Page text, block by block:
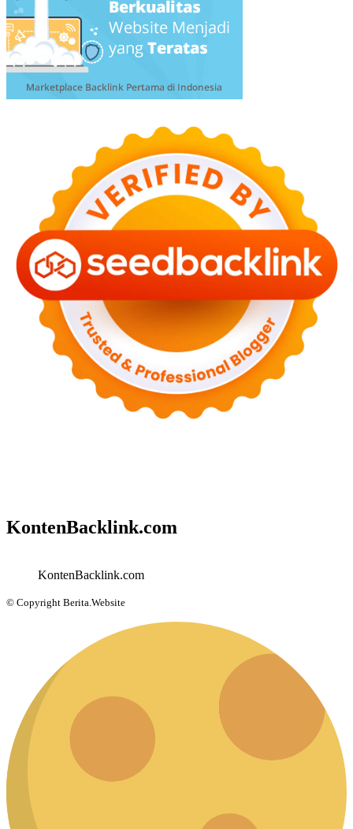
KontenBacklink.com
KontenBacklink.com
© Copyright Berita.Website